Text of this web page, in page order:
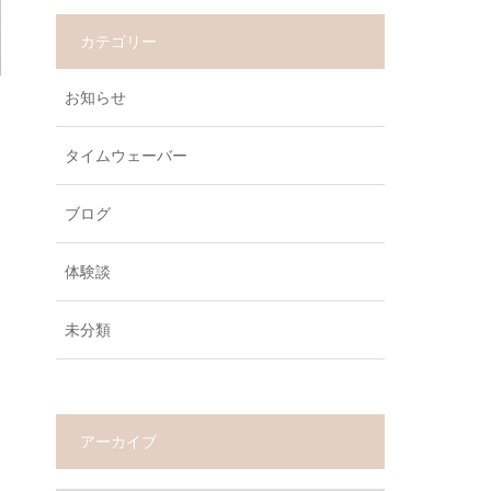
カテゴリー
お知らせ
タイムウェーバー
ブログ
体験談
未分類
アーカイブ